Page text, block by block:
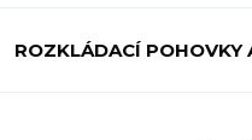
ROZKLÁDACÍ POHOVKY